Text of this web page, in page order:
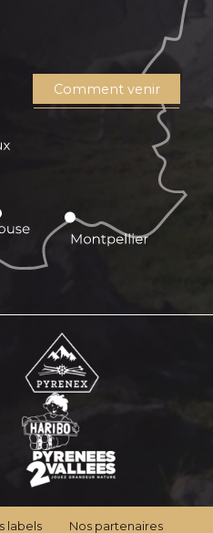
Comment venir
labels Nos partenaires